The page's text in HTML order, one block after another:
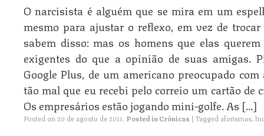
O narcisista é alguém que se mira em um
mesmo para ajustar o reflexo, em vez de
sabem disso: mas os homens que elas
exigentes do que a opinião de suas amigas.
Google Plus, de um americano preocupado
tão mal que eu recebi pelo correio um cartão de
Os empresários estão jogando mini-golfe. As […]
Posted on 20 de agosto de 2011. Posted in Crônicas | Tagged aforismas,